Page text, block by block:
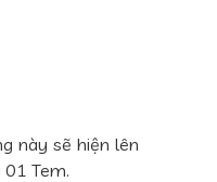
này sẽ hiện lên
Tem.